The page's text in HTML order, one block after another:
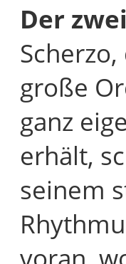
Der
große
ganz
erhält,
seinem